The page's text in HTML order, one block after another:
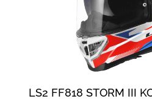
LS2 FF818 STORM III